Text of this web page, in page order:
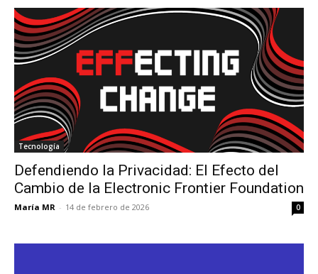
Tecnología
Defendiendo la Privacidad: El Efecto del
Cambio de la Electronic Frontier Foundation
María MR - 14 de febrero de 2026 0